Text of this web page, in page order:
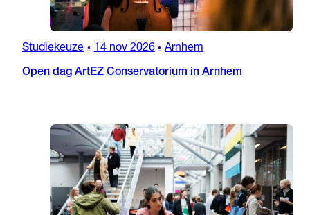
Studiekeuze • 14 nov 2026 • Arnhem
Open dag ArtEZ Conservatorium in Arnhem